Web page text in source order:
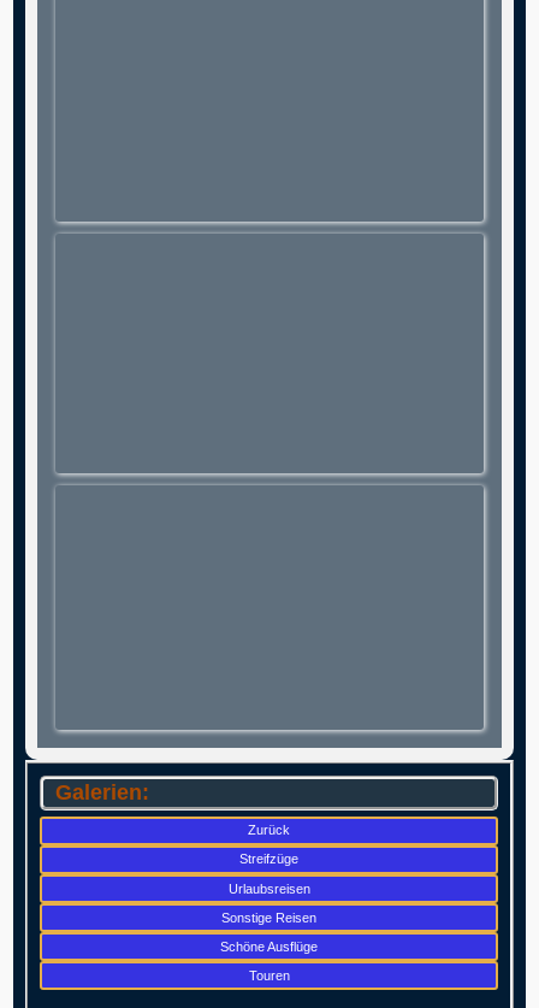
Galerien:
Zurück
Streifzüge
Urlaubsreisen
Sonstige Reisen
Schöne Ausflüge
Touren